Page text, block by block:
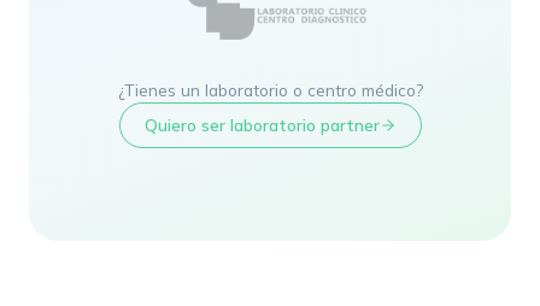
¿Tienes un laboratorio o centro médico?
Quiero ser laboratorio partner